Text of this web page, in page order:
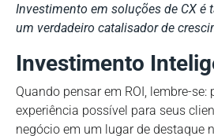
Investimento em soluções de CX é
um verdadeiro catalisador de
Investimento
Quando pensar em ROI, lembre-
experiência possível para seus
negócio em um lugar de destaque